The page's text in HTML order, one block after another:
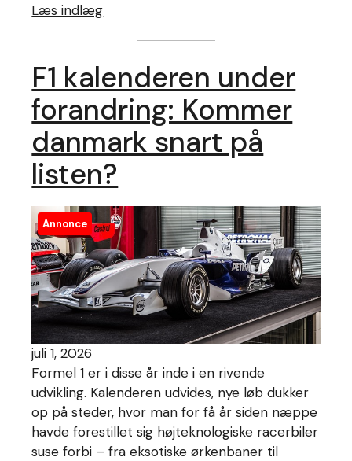
Læs indlæg
F1 kalenderen under
forandring: Kommer
danmark snart på
listen?
Annonce
juli 1, 2026
Formel 1 er i disse år inde i en rivende
udvikling. Kalenderen udvides, nye løb dukker
op på steder, hvor man for få år siden næppe
havde forestillet sig højteknologiske racerbiler
suse forbi – fra eksotiske ørkenbaner til